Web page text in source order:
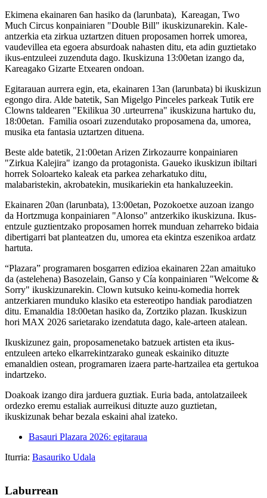
Ekimena ekainaren 6an hasiko da (larunbata), Kareagan, Two
Much Circus konpainiaren "Double Bill" ikuskizunarekin. Kale-
antzerkia eta zirkua uztartzen dituen proposamen horrek umorea,
vaudevillea eta egoera absurdoak nahasten ditu, eta adin guztietako
ikus-entzuleei zuzenduta dago. Ikuskizuna 13:00etan izango da,
Kareagako Gizarte Etxearen ondoan.
Egitarauan aurrera egin, eta, ekainaren 13an (larunbata) bi ikuskizun
egongo dira. Alde batetik, San Migelgo Pinceles parkeak Tutik ere
Clowns taldearen "Ekilikua 30 .urteurrena" ikuskizuna hartuko du,
18:00etan. Familia osoari zuzendutako proposamena da, umorea,
musika eta fantasia uztartzen dituena.
Beste alde batetik, 21:00etan Arizen Zirkozaurre konpainiaren
"Zirkua Kalejira" izango da protagonista. Gaueko ikuskizun ibiltari
horrek Soloarteko kaleak eta parkea zeharkatuko ditu,
malabaristekin, akrobatekin, musikariekin eta hankaluzeekin.
Ekainaren 20an (larunbata), 13:00etan, Pozokoetxe auzoan izango
da Hortzmuga konpainiaren "Alonso" antzerkiko ikuskizuna. Ikus-
entzule guztientzako proposamen horrek munduan zeharreko bidaia
dibertigarri bat planteatzen du, umorea eta ekintza eszenikoa ardatz
hartuta.
“Plazara” programaren bosgarren edizioa ekainaren 22an amaituko
da (astelehena) Basozelain, Ganso y Cía konpainiaren "Welcome &
Sorry" ikuskizunarekin. Clown kutsuko keinu-komedia horrek
antzerkiaren munduko klasiko eta estereotipo handiak parodiatzen
ditu. Emanaldia 18:00etan hasiko da, Zortziko plazan. Ikuskizun
hori MAX 2026 sarietarako izendatuta dago, kale-arteen atalean.
Ikuskizunez gain, proposamenetako batzuek artisten eta ikus-
entzuleen arteko elkarrekintzarako guneak eskainiko dituzte
emanaldien ostean, programaren izaera parte-hartzailea eta gertukoa
indartzeko.
Doakoak izango dira jarduera guztiak. Euria bada, antolatzaileek
ordezko eremu estaliak aurreikusi dituzte auzo guztietan,
ikuskizunak behar bezala eskaini ahal izateko.
Basauri Plazara 2026: egitaraua
Iturria: Basauriko Udala
Laburrean